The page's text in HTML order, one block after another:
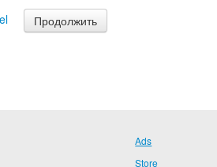
Ads
Store